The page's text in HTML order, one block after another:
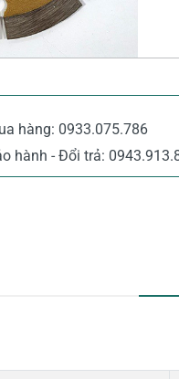
hàng: 0933.075.786
hành - Đổi trả: